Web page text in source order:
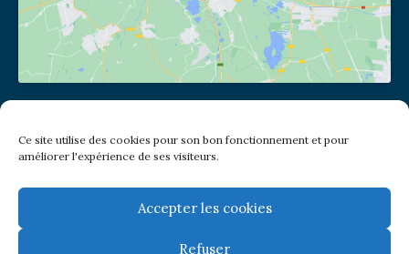
Ce site utilise des cookies pour son bon fonctionnement et pour
améliorer l'expérience de ses visiteurs.
Accepter les cookies
Refuser
(pas de courrier à cette adresse)
2 place Jules Joffrin - 75018
Metro: Jules Joffrin ou Simplon
Bus : Mairie du XVIII